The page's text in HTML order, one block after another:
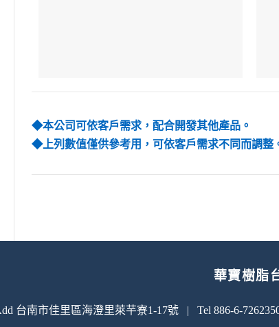
◆本公司可依客戶需求，配合開發其他產品。
◆上列數值僅供參考用，可依客戶需求不同而調整
華寶樹脂
台南市佳里區海澄里萊芉寮1-17號 | Tel 886-6-